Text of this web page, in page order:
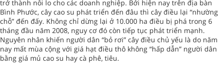
trở thành nỗi lo cho các doanh nghiệp. Bởi hiện nay trên địa bàn
Bình Phước, cây cao su phát triển đến đâu thì cây điều lại “nhường
chỗ” đến đấy. Không chỉ dừng lại ở 10.000 ha điều bị phá trong 6
tháng đầu năm 2008, nguy cơ đó còn tiếp tục phát triển mạnh.
Nguyên nhân khiến người dân “bỏ rơi” cây điều chủ yếu là do năm
nay mất mùa cộng với giá hạt điều thô không “hấp dẫn” người dân
bằng giá mủ cao su hay cà phê, tiêu.